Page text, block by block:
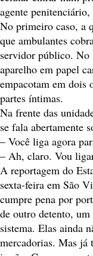
agente
No primeiro caso, a
que ambulantes
servidor público. No
aparelho em papel
empacotam em dois
partes íntimas.
Na frente das
se fala abertamente
– Você liga agora
– Ah, claro. Vou
A reportagem do
sexta-feira em São
cumpre pena por
de outro detento,
sistema. Elas ainda
mercadorias. Mas já